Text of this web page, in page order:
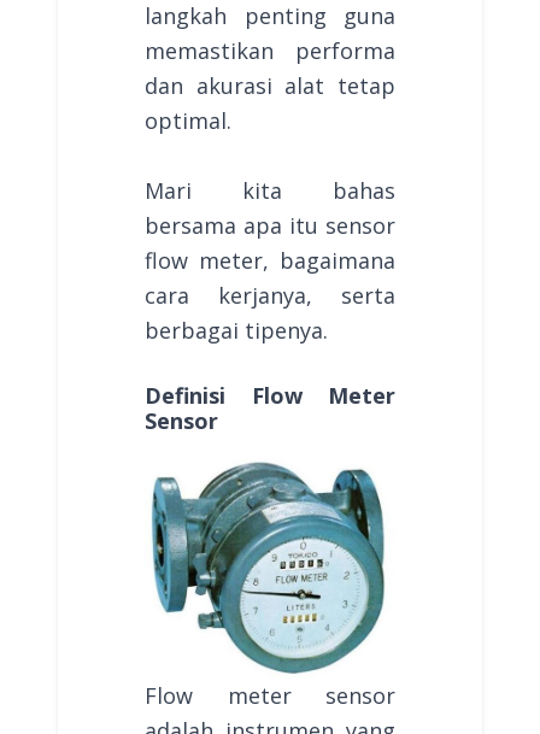
langkah penting guna
memastikan performa
dan akurasi alat tetap
optimal.
Mari kita bahas
bersama apa itu sensor
flow meter, bagaimana
cara kerjanya, serta
berbagai tipenya.
Definisi Flow Meter
Sensor
Flow meter sensor